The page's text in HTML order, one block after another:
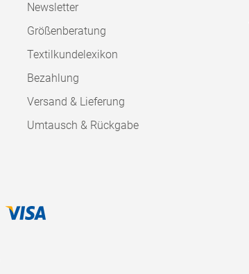
Newsletter
Größenberatung
Textilkundelexikon
Bezahlung
Versand & Lieferung
Umtausch & Rückgabe